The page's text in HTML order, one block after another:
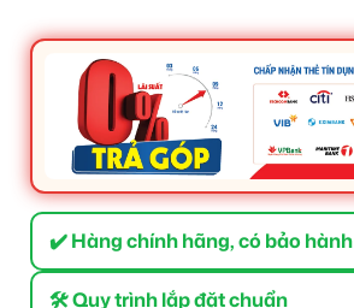
✔️ Hàng chính hãng, có bảo hành
🛠 Quy trình lắp đặt chuẩn